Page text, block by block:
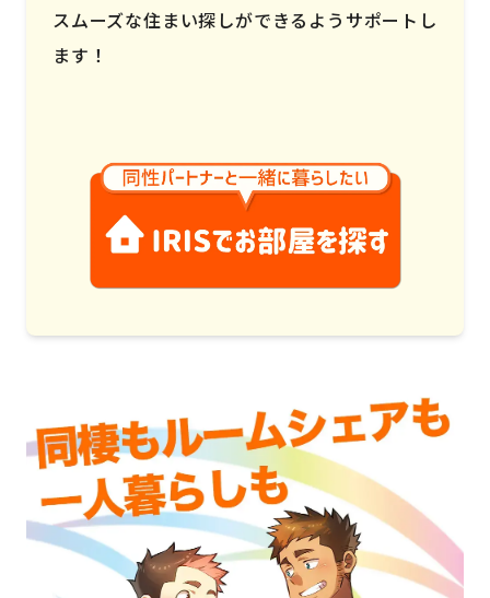
スムーズな住まい探しができるようサポートし
ます！